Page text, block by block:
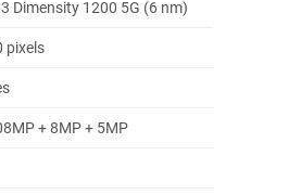
Dimensity 1200 5G (6 nm)
pixels
+ 8MP + 5MP